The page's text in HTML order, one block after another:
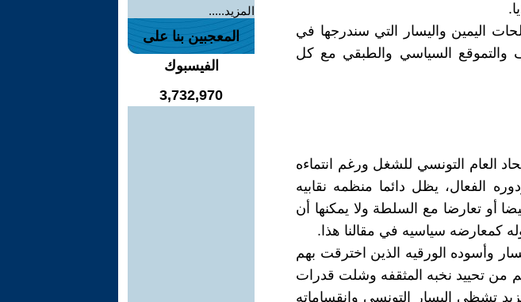
اليمين واليسار التي سندرجها في
والتموقع السياسي والطبقي مع كل
العام التونسي للشغل ورغم انتماءه
الفعال، يظل دائما منظمه نقابيه
أو تعارضا مع السلطة ولا يمكنها أن
كمعارضه سياسيه في مقالنا هذا.
وأسوده الورقيه الذين اخترقت بهم
من تحييد نخبه المثقفه وشلت قدرات
تشظي اليسار التونسي وانقساماته
المزيد.....
المعجبين بنا على
الفيسبوك
3,732,970